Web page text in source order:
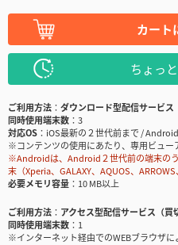
カート
ちょっ
ご利用方法
ダウンロード型配信サービス
同時使用端末数
3
対応OS
iOS最新の２世代前まで /
※コンテンツの使用にあたり、専用ビュ
※Androidは、Android２世代前の端末の
末（Xperia、GALAXY、AQUOS、
必要メモリ容量
10 MB以上
ご利用方法
アクセス型配信サービス（買
同時使用端末数
1
※インターネット経由でのWEBブラウザに